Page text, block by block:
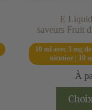
E
saveurs Fruit
10 ml avec 3 mg
nicotine | 10
À